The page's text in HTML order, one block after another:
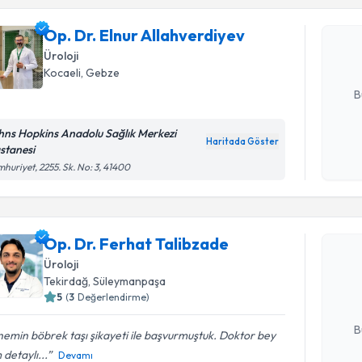
Op. Dr. Elnur Allahverdiyev
Üroloji
Kocaeli, Gebze
Hopkins Anadolu Sağlık Merkezi
Haritada Göster
2255. Sk. No: 3, 41400
Op. Dr.
oluşturun.
Op. Dr. Ferhat Talibzade
Üroloji
Tekirdağ, Süleymanpaşa
5 (3 Değerlendirme)
böbrek taşı şikayeti ile başvurmuştuk. Doktor bey
detaylı...
Devamı